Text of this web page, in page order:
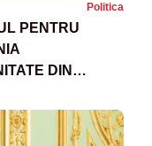
Politica
PENTRU
DIN